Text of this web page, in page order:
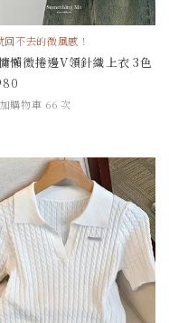
回不去的微風感！
懶微捲邊V領針織上衣 3色
購物車 66 次